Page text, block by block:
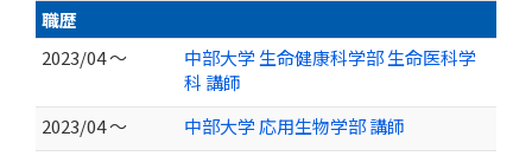
職歴
2023/04 ～
中部大学 生命健康科学部 生命医科学
科 講師
2023/04 ～
中部大学 応用生物学部 講師